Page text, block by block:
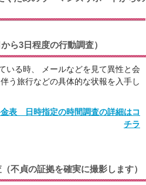
ら3日程度の行動調査）
いる時、 メールなどを見て異性と会
う旅行などの具体的な状報を入手し
表 日時指定の時間調査の詳細はコ
チラ
不貞の証拠を確実に撮影します）